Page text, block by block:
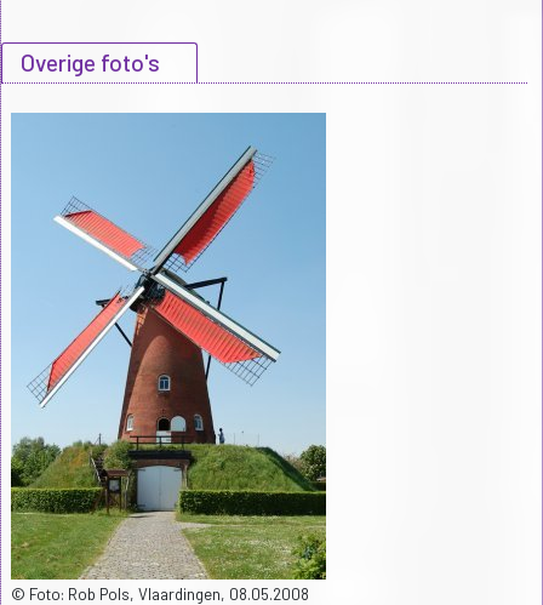
Overige foto's
© Foto: Rob Pols, Vlaardingen, 08.05.2008